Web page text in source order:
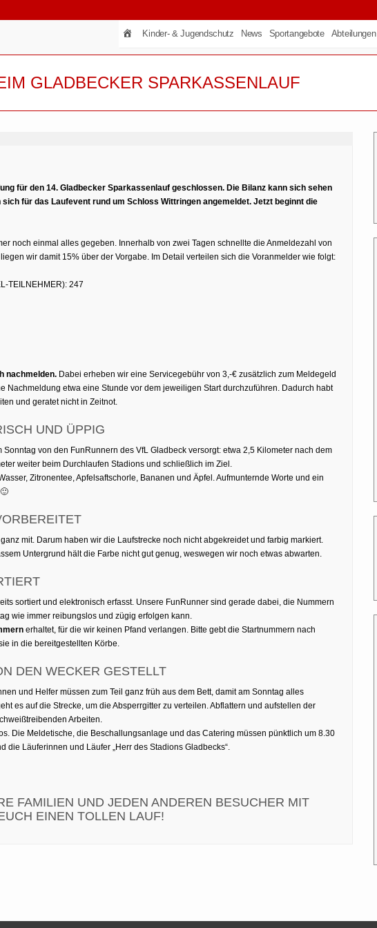
Kinder- & Jugendschutz News Sportangebote Abteilungen
GLADBECKER SPARKASSENLAUF
für den 14. Gladbecker Sparkassenlauf geschlossen. Die Bilanz kann sich sehen
für das Laufevent rund um Schloss Wittringen angemeldet. Jetzt beginnt die
noch einmal alles gegeben. Innerhalb von zwei Tagen schnellte die Anmeldezahl von
wir damit 15% über der Vorgabe. Im Detail verteilen sich die Voranmelder wie folgt:
TEILNEHMER): 247
nachmelden. Dabei erheben wir eine Servicegebühr von 3,-€ zusätzlich zum Meldegeld
Nachmeldung etwa eine Stunde vor dem jeweiligen Start durchzuführen. Dadurch habt
und geratet nicht in Zeitnot.
UND ÜPPIG
von den FunRunnern des VfL Gladbeck versorgt: etwa 2,5 Kilometer nach dem
weiter beim Durchlaufen Stadions und schließlich im Ziel.
Zitronentee, Apfelsaftschorle, Bananen und Äpfel. Aufmunternde Worte und ein
mit. Darum haben wir die Laufstrecke noch nicht abgekreidet und farbig markiert.
Untergrund hält die Farbe nicht gut genug, weswegen wir noch etwas abwarten.
sortiert und elektronisch erfasst. Unsere FunRunner sind gerade dabei, die Nummern
wie immer reibungslos und zügig erfolgen kann.
erhaltet, für die wir keinen Pfand verlangen. Bitte gebt die Startnummern nach
in die bereitgestellten Körbe.
DEN WECKER GESTELLT
und Helfer müssen zum Teil ganz früh aus dem Bett, damit am Sonntag alles
es auf die Strecke, um die Absperrgitter zu verteilen. Abflattern und aufstellen der
Arbeiten.
Die Meldetische, die Beschallungsanlage und das Catering müssen pünktlich um 8.30
die Läuferinnen und Läufer „Herr des Stadions Gladbecks“.
FAMILIEN UND JEDEN ANDEREN BESUCHER MIT
EINEN TOLLEN LAUF!